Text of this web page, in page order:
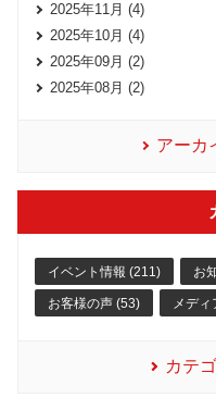
2025年11月 (4)
2025年10月 (4)
2025年09月 (2)
2025年08月 (2)
アーカ
イベント情報 (211) お
お客様の声 (53) メデ
カテ